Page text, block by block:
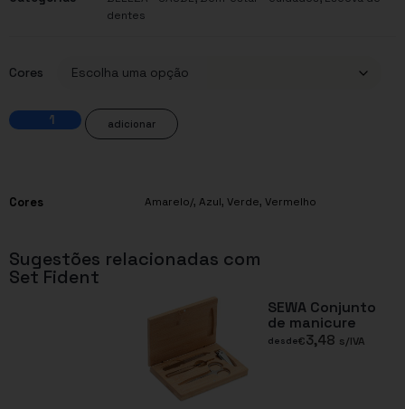
dentes
Cores
adicionar
Cores Amarelo/, Azul, Verde, Vermelho
Sugestões relacionadas com
Set Fident
SEWA Conjunto
de manicure
desde€3,48 s/IVA